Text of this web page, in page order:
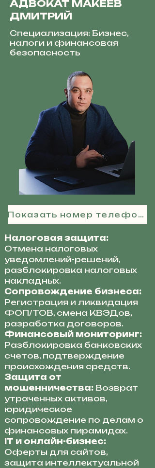
АДВОКАТ МАКЕЕВ
ДМИТРИЙ
Специализация: Бизнес,
налоги и финансовая
безопасность
Показать номер телефона
Налоговая защита:
Отмена налоговых
уведомлений-решений,
разблокировка налоговых
накладных.
Сопровождение бизнеса:
Регистрация и ликвидация
ФОП/ТОВ, смена КВЭДов,
разработка договоров.
Финансовый мониторинг:
Разблокировка банковских
счетов, подтверждение
происхождения средств.
Защита от
мошенничества: Возврат
утраченных активов,
юридическое
сопровождение по делам о
финансовых пирамидах.
IT и онлайн-бизнес:
Оферты для сайтов,
защита интеллектуальной